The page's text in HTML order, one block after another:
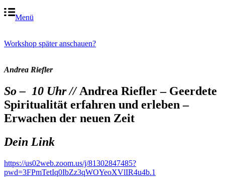
Menü
Workshop später anschauen?
Andrea Riefler
So – 10 Uhr //Andrea Riefler – Geerdete
Spiritualität erfahren und erleben –
Erwachen der neuen Zeit
Dein Link
https://us02web.zoom.us/j/81302847485?
pwd=3FPmTetIq0IbZz3qWOYeoXVlIR4u4b.1